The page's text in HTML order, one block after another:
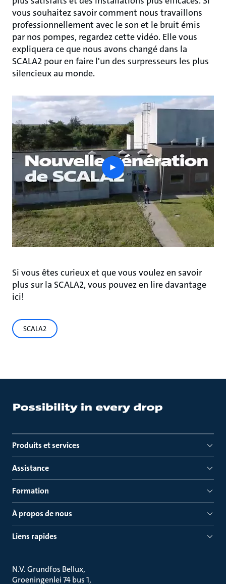
vous souhaitez savoir comment nous travaillons
professionnellement avec le son et le bruit émis
par nos pompes, regardez cette vidéo. Elle vous
expliquera ce que nous avons changé dans la
SCALA2 pour en faire l'un des surpresseurs les plus
silencieux au monde.
play
button
Si vous êtes curieux et que vous voulez en savoir
plus sur la SCALA2, vous pouvez en lire davantage
ici!
SCALA2
Produits et services
Assistance
Formation
À propos de nous
Liens rapides
N.V. Grundfos Bellux
Groeningenlei 74 bus 1